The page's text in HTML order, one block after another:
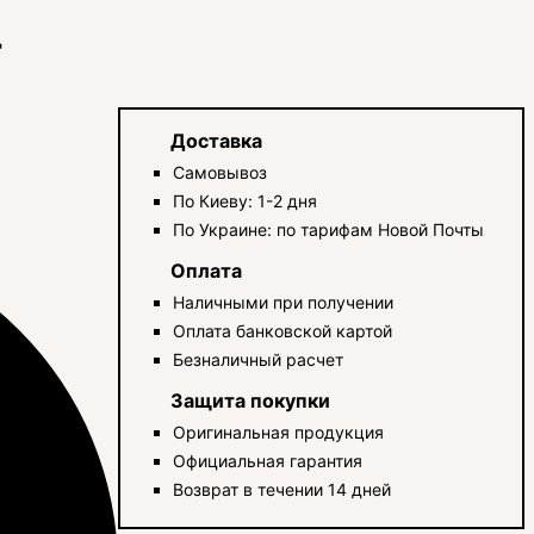
Доставка
Самовывоз
По Киеву: 1-2 дня
По Украине: по тарифам Новой Почты
Оплата
Наличными при получении
Оплата банковской картой
Безналичный расчет
Защита покупки
Оригинальная продукция
Официальная гарантия
Возврат в течении 14 дней